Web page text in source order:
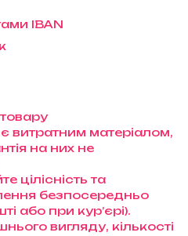
IBAN
товару
витратним матеріалом,
на них не
цілісність та
безпосередньо
або при кур’єрі).
вигляду, кількості